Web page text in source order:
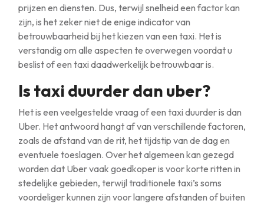
prijzen en diensten. Dus, terwijl snelheid een factor kan
zijn, is het zeker niet de enige indicator van
betrouwbaarheid bij het kiezen van een taxi. Het is
verstandig om alle aspecten te overwegen voordat u
beslist of een taxi daadwerkelijk betrouwbaar is.
Is taxi duurder dan uber?
Het is een veelgestelde vraag of een taxi duurder is dan
Uber. Het antwoord hangt af van verschillende factoren,
zoals de afstand van de rit, het tijdstip van de dag en
eventuele toeslagen. Over het algemeen kan gezegd
worden dat Uber vaak goedkoper is voor korte ritten in
stedelijke gebieden, terwijl traditionele taxi’s soms
voordeliger kunnen zijn voor langere afstanden of buiten